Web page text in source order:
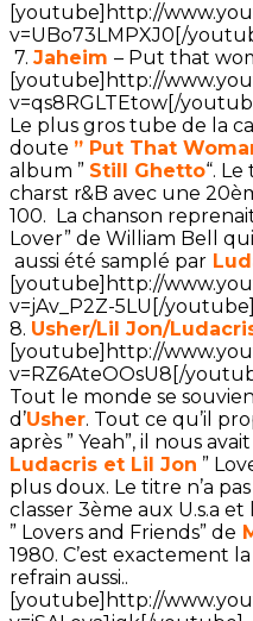
[youtube]http://
v=UBo73LMPXJ0[/
7. Jaheim – Put that
[youtube]http://
v=qs8RGLTEtow[/
Le plus gros tube de la
doute ” Put That
album ” Still Ghetto“.
charst r&B avec une
100. La chanson
Lover” de William Bell
aussi été samplé par
[youtube]http://
v=jAv_P2Z-5LU[/youtube]
8. Usher/Lil Jon/
[youtube]http://
v=RZ6AteOOsU8[/
Tout le monde se
d’Usher. Tout ce qu’il
après ” Yeah”, il nous
Ludacris et Lil Jon ”
plus doux. Le titre n’a
classer 3ème aux U.s.a
” Lovers and Friends” de
1980. C’est exactement
refrain aussi..
[youtube]http://